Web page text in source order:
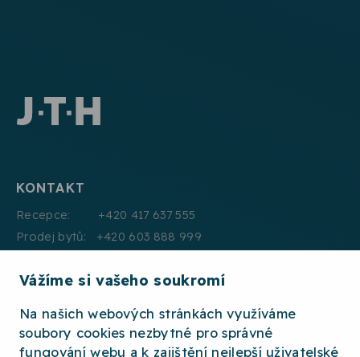
Vážíme si vašeho soukromí
Na našich webových stránkách využíváme
soubory cookies nezbytné pro správné
fungování webu a k zajištění nejlepší uživatelské
KONTAKT
Recepce: +420 417 637 555
Prodej bytů: +420 603 888 999
E:mail: info@jth.cz